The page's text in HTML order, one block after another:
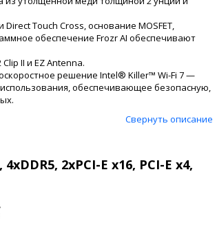
Touch Cross, основание MOSFET,
обеспечение Frozr AI обеспечивают
Clip II и EZ Antenna.
решение Intel® Killer™ Wi-Fi 7 —
обеспечивающее безопасную,
Свернуть описание
2xPCI-E x16, PCI-E x4,